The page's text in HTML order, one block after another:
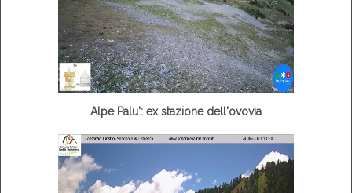
Alpe Palu': ex stazione dell'ovovia